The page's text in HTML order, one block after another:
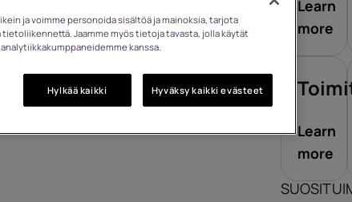
puhelimet
Learn
more
Learn
more
ja voimme personoida sisältöä ja mainoksia, tarjota
Jaamme myös tietoja tavasta, jolla käytät
kanssa.
Hylkää kaikki Hyväksy kaikki evästeet